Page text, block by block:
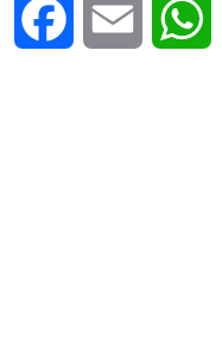
Facebook Email